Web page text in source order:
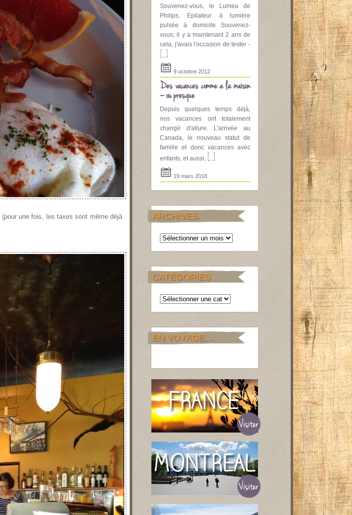
(pour une fois, les taxes sont même déjà
Souvenez-vous, le Lumea de
Philips, Epilateur à lumière
pulsée à domicile Souvenez-
vous, il y a maintenant 2 ans de
cela, j'avais l'occasion de tester -
[...]
9 octobre 2012
Des vacances comme à la maison
– ou presque
Depuis quelques temps déjà,
nos vacances ont totalement
changé d'allure. L'arrivée au
Canada, le nouveau statut de
famille et donc vacances avec
enfants, et aussi, [...]
19 mars 2018
ARCHIVES
Archives
CATÉGORIES
Catégories
EN VOYAGE…